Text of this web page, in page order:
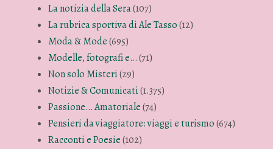
La notizia della Sera(107)
La rubrica sportiva di Ale Tasso(12)
Moda & Mode(695)
Modelle, fotografi e…(71)
Non solo Misteri(29)
Notizie & Comunicati(1.375)
Passione… Amatoriale(74)
Pensieri da viaggiatore: viaggi e turismo(674)
Racconti e Poesie(102)